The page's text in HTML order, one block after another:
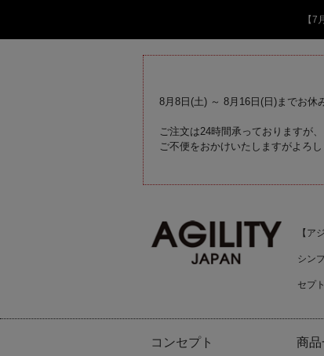
【
8月8日(土) ～ 8月16日(日)までお休
ご注文は24時間承っておりますが
ご不便をおかけいたしますがよろし
【ア
シン
セプト
コンセプト 商品